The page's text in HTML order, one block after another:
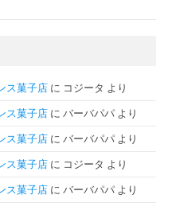
ス菓子店 に コジータ より
ス菓子店 に バーバパパ より
ス菓子店 に バーバパパ より
ス菓子店 に コジータ より
ス菓子店 に バーバパパ より